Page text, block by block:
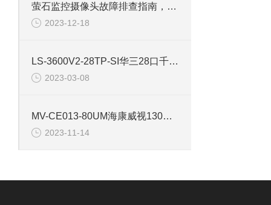
萤石监控摄像头故障排查指南，快速解决监控问题！
2023-12-18
LS-3600V2-28TP-SI华三28口千兆网管核心交换机
2023-03-08
MV-CE013-80UM海康威视130万USB工业面阵相机
2023-11-14